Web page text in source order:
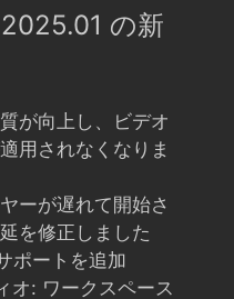
の新
が向上し、ビデオ
用されなくなりま
ーが遅れて開始さ
を修正しました
ポートを追加
オ: ワークスペース